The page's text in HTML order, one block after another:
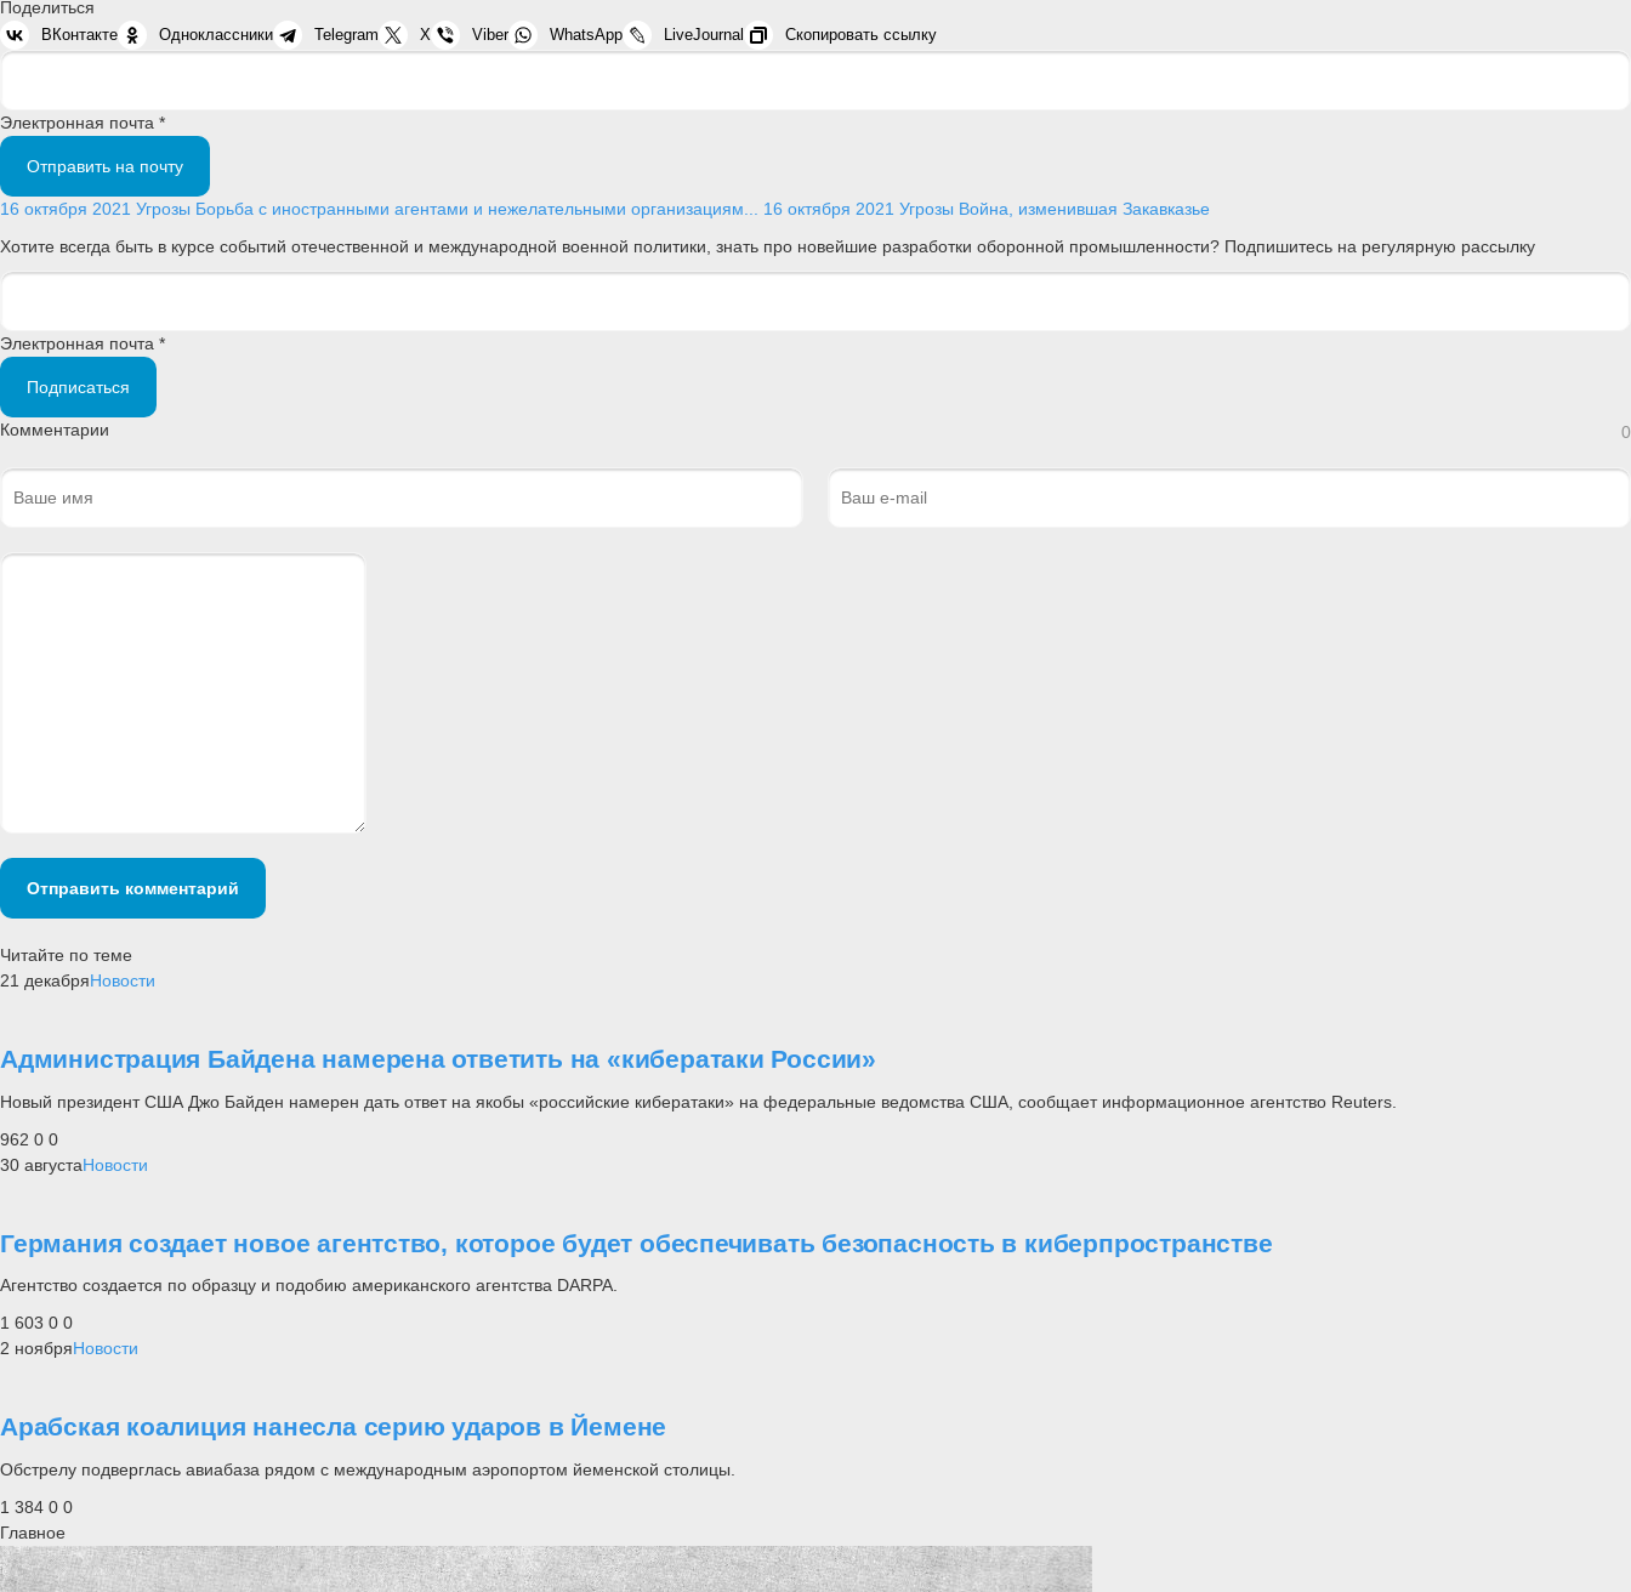
Поделиться
ВКонтакте Одноклассники Telegram X Viber WhatsApp LiveJournal Скопировать ссылку
Электронная почта *
Отправить на почту
16 октября 2021 Угрозы Борьба с иностранными агентами и нежелательными организациям... 16 октября 2021 Угрозы Война, изменившая Закавказье
Хотите всегда быть в курсе событий отечественной и международной военной политики, знать про новейшие разработки оборонной промышленности? Подпишитесь на регулярную рассылку
Электронная почта *
Подписаться
Комментарии 0
Отправить комментарий
Читайте по теме
21 декабряНовости
Администрация Байдена намерена ответить на «кибератаки России»
Новый президент США Джо Байден намерен дать ответ на якобы «российские кибератаки» на федеральные ведомства США, сообщает информационное агентство Reuters.
962 0 0
30 августаНовости
Германия создает новое агентство, которое будет обеспечивать безопасность в киберпространстве
Агентство создается по образцу и подобию американского агентства DARPA.
1 603 0 0
2 ноябряНовости
Арабская коалиция нанесла серию ударов в Йемене
Обстрелу подверглась авиабаза рядом с международным аэропортом йеменской столицы.
1 384 0 0
Главное